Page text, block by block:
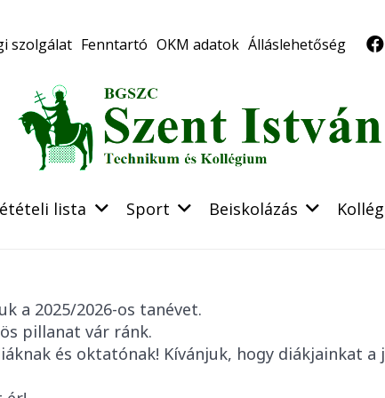
szolgálat Fenntartó OKM adatok Álláslehetőség
lista Sport Beiskolázás
a 2025/2026-os tanévet.
pillanat vár ránk.
és oktatónak! Kívánjuk, hogy diákjainkat a